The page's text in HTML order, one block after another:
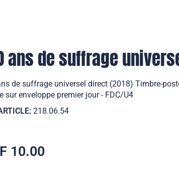
ans de suffrage
de suffrage universel direct (2018) Timbre-
sur enveloppe premier jour - FDC/U4
218.06.54
10.00